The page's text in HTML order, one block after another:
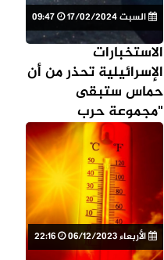
السبت 17/02/2024
الاستخبارات
الإسرائيلية تحذر من أن
حماس ستبقى
"مجموعة حرب
عصابات"
الأربعاء 06/12/2023